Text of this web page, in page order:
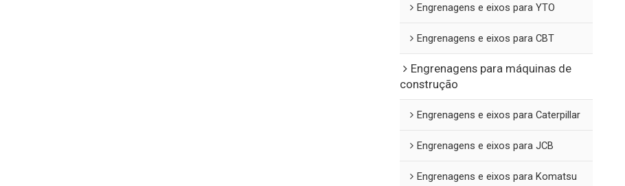
Engrenagens e eixos para YTO
Engrenagens e eixos para CBT
Engrenagens para máquinas de
construção
Engrenagens e eixos para Caterpillar
Engrenagens e eixos para JCB
Engrenagens e eixos para Komatsu